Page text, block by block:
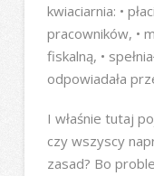
kwiaciarnia: •
pracowników, •
fiskalną, •
odpowiadała
I właśnie tutaj
czy wszyscy
zasad? Bo